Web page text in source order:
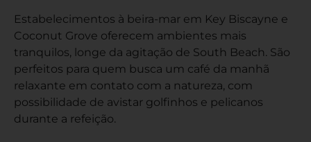
Estabelecimentos à beira-mar em Key Biscayne e
Coconut Grove oferecem ambientes mais
tranquilos, longe da agitação de South Beach. São
perfeitos para quem busca um café da manhã
relaxante em contato com a natureza, com
possibilidade de avistar golfinhos e pelicanos
durante a refeição.